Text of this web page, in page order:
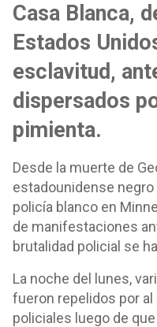
Casa Blanca,
Estados
esclavitud,
dispersados
pimienta.
Desde la muerte de
estadounidense
policía blanco en
de manifestaciones
brutalidad policial se
La noche del lunes,
fueron repelidos por
policiales luego de